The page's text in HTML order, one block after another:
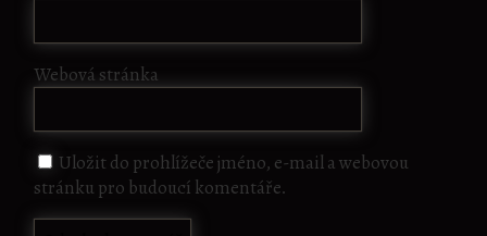
Webová stránka
Uložit do prohlížeče jméno, e-mail a webovou
stránku pro budoucí komentáře.